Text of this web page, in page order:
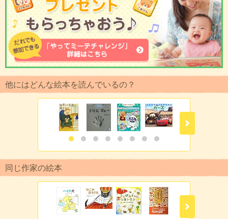
他にはどんな絵本を読んでいるの？
同じ作家の絵本